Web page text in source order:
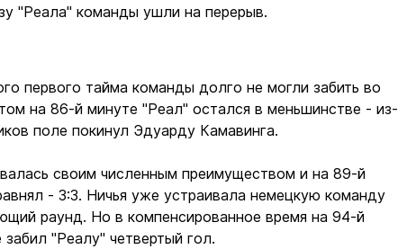
"Реала" команды ушли на перерыв.
первого тайма команды долго не могли забить во
на 86-й минуте "Реал" остался в меньшинстве - из-
поле покинул Эдуарду Камавинга.
своим численным преимуществом и на 89-й
- 3:3. Ничья уже устраивала немецкую команду
раунд. Но в компенсированное время на 94-й
"Реалу" четвертый гол.